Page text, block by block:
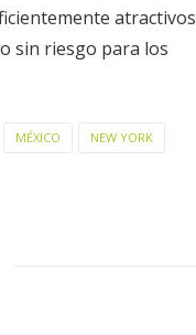
atractivos
sin riesgo para los
MÉXICO NEW YORK